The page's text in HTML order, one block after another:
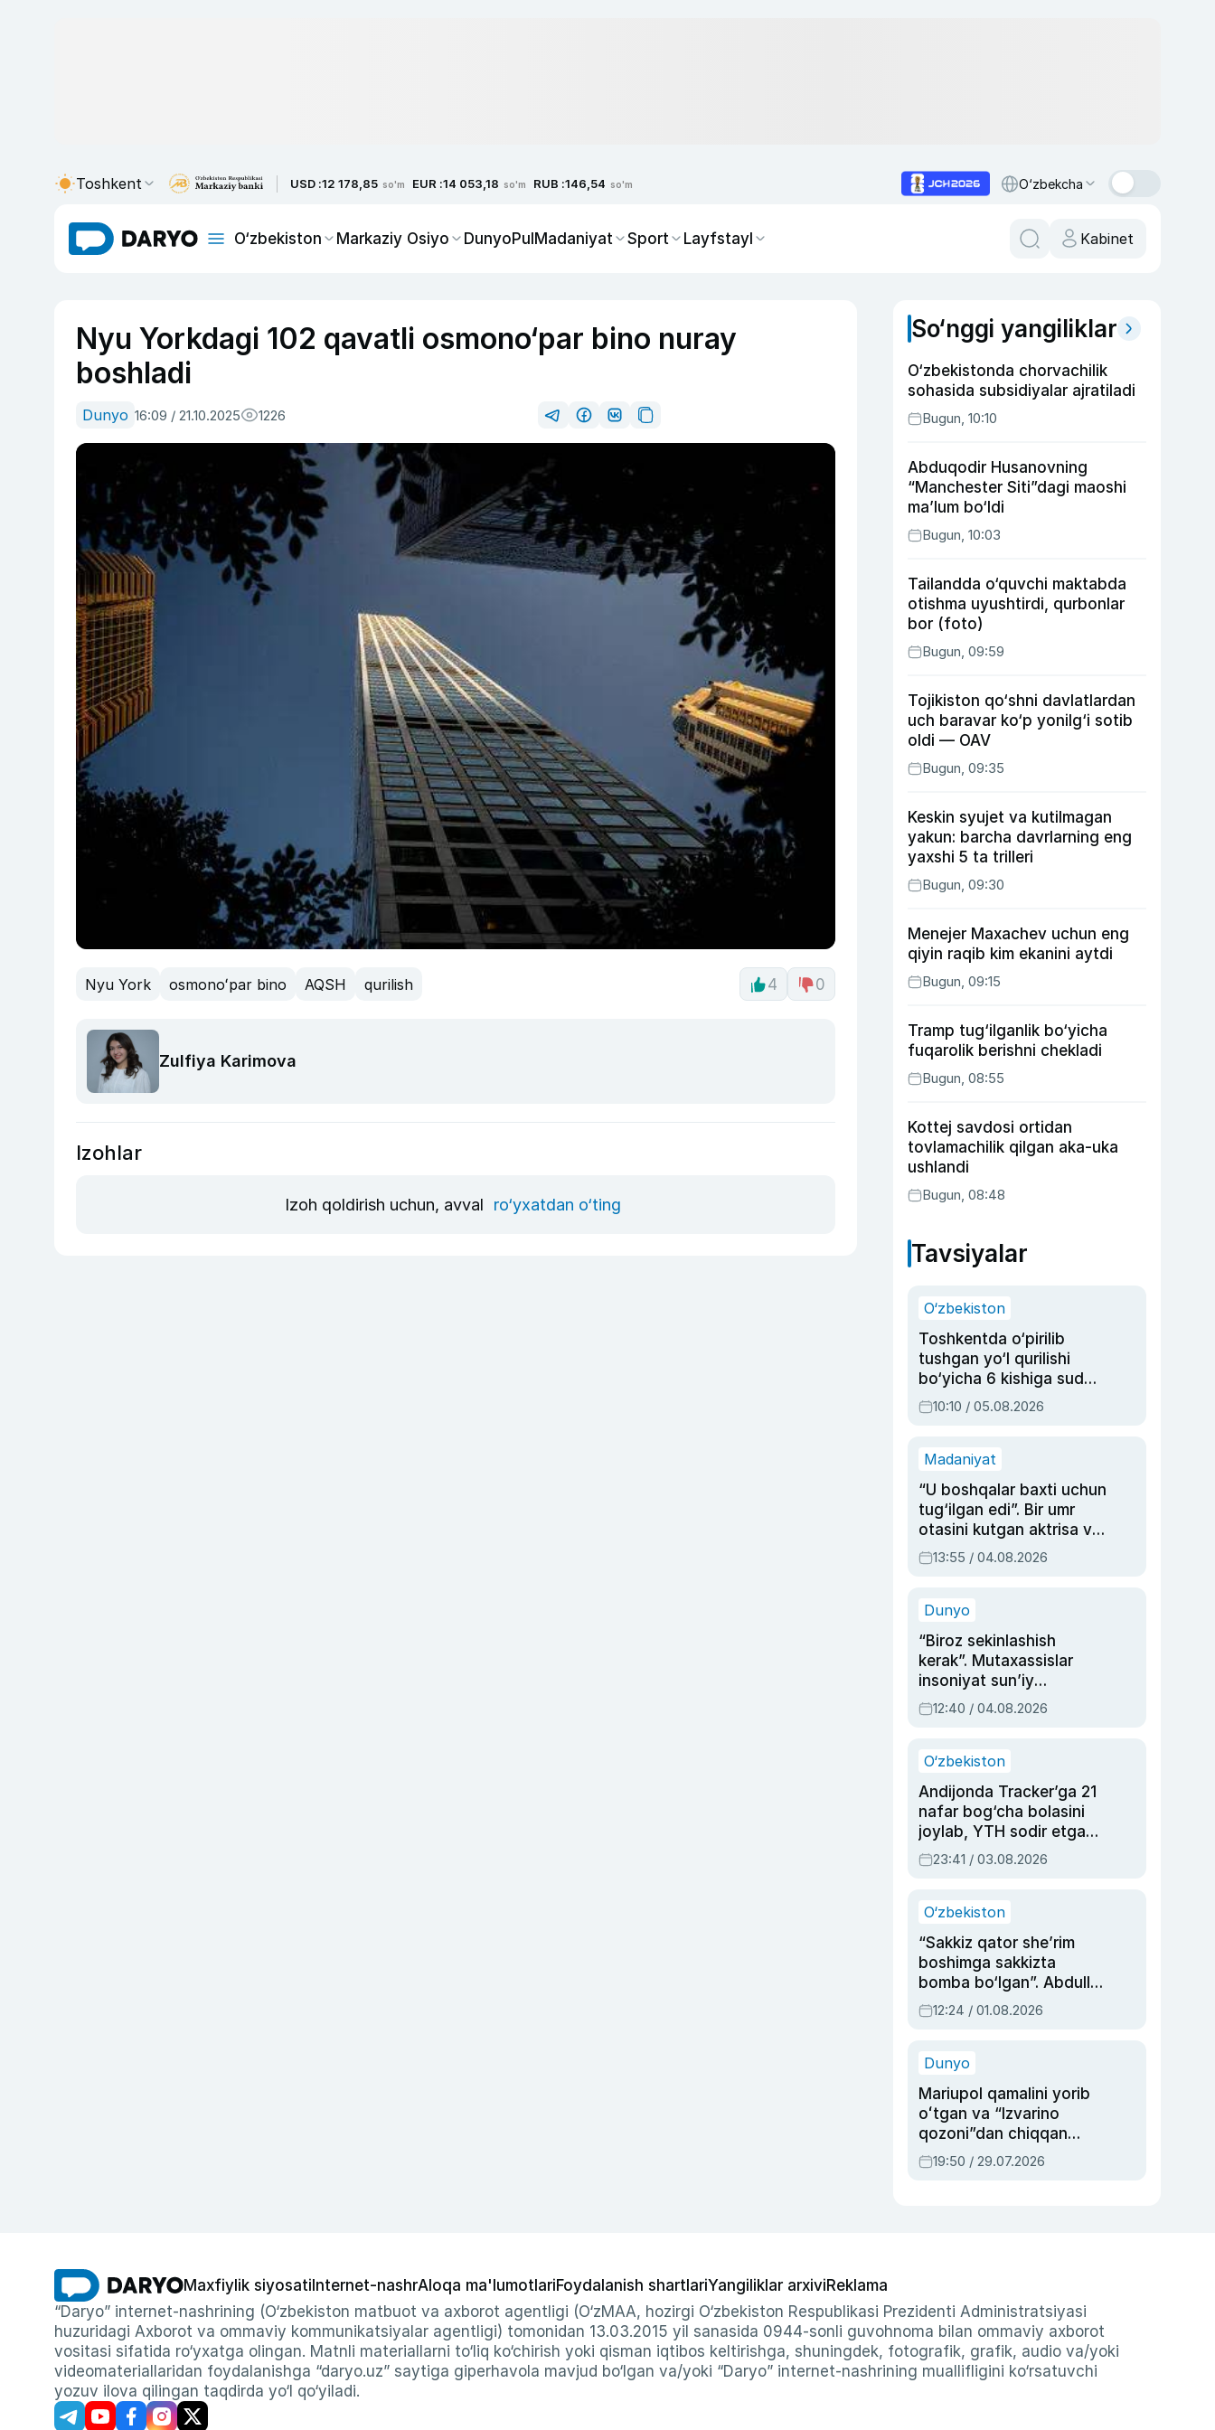
Toshkent USD :12 178,85 so'm EUR :14 053,18 so'm RUB :146,54 so'm O‘zbekcha
O‘zbekiston Markaziy Osiyo DunyoPulMadaniyat Sport Layfstayl Kabinet
Nyu Yorkdagi 102 qavatli osmono‘par bino nuray
boshladi
Dunyo 16:09 / 21.10.2025 1226
Nyu York osmonoʻpar bino AQSH qurilish 4 0
Zulfiya Karimova
Izohlar
Izoh qoldirish uchun, avval ro‘yxatdan o‘ting
So‘nggi yangiliklar
O‘zbekistonda chorvachilik
sohasida subsidiyalar ajratiladi
Bugun, 10:10
Abduqodir Husanovning
“Manchester Siti”dagi maoshi
ma’lum bo‘ldi
Bugun, 10:03
Tailandda o‘quvchi maktabda
otishma uyushtirdi, qurbonlar
bor (foto)
Bugun, 09:59
Tojikiston qo‘shni davlatlardan
uch baravar ko‘p yonilg‘i sotib
oldi — OAV
Bugun, 09:35
Keskin syujet va kutilmagan
yakun: barcha davrlarning eng
yaxshi 5 ta trilleri
Bugun, 09:30
Menejer Maxachev uchun eng
qiyin raqib kim ekanini aytdi
Bugun, 09:15
Tramp tug‘ilganlik bo‘yicha
fuqarolik berishni chekladi
Bugun, 08:55
Kottej savdosi ortidan
tovlamachilik qilgan aka-uka
ushlandi
Bugun, 08:48
Tavsiyalar
O‘zbekiston
Toshkentda o‘pirilib
tushgan yo‘l qurilishi
bo‘yicha 6 kishiga sud
hukmi o‘qildi
10:10 / 05.08.2026
Madaniyat
“U boshqalar baxti uchun
tug‘ilgan edi”. Bir umr
otasini kutgan aktrisa va
dublyaj ustasi Rimma
Ahmedovaning
13:55 / 04.08.2026
Dunyo
“Biroz sekinlashish
kerak”. Mutaxassislar
insoniyat sun’iy
intellektni boshqara
olmay qolishidan xavotir
12:40 / 04.08.2026
O‘zbekiston
Andijonda Tracker’ga 21
nafar bog‘cha bolasini
joylab, YTH sodir etgan
ayolga sud hukmi o‘qildi
23:41 / 03.08.2026
O‘zbekiston
“Sakkiz qator she’rim
boshimga sakkizta
bomba bo‘lgan”. Abdulla
Oripovni siyosiy
ayblovlardan asrab
12:24 / 01.08.2026
Dunyo
Mariupol qamalini yorib
oʻtgan va “Izvarino
qozoni”dan chiqqan
qahramon — Ukraina
armiyasi bosh
19:50 / 29.07.2026
Maxfiylik siyosati Internet-nashrAloqa ma'lumotlariFoydalanish shartlariYangiliklar arxiviReklama
“Daryo” internet-nashrining (O‘zbekiston matbuot va axborot agentligi (O‘zMAA, hozirgi O‘zbekiston Respublikasi Prezidenti Administratsiyasi
huzuridagi Axborot va ommaviy kommunikatsiyalar agentligi) tomonidan 13.03.2015 yil sanasida 0944-sonli guvohnoma bilan ommaviy axborot
vositasi sifatida ro‘yxatga olingan. Matnli materiallarni to‘liq ko‘chirish yoki qisman iqtibos keltirishga, shuningdek, fotografik, grafik, audio va/yoki
videomateriallaridan foydalanishga “daryo.uz” saytiga giperhavola mavjud bo‘lgan va/yoki “Daryo” internet-nashrining muallifligini ko‘rsatuvchi
yozuv ilova qilingan taqdirda yo‘l qo‘yiladi.